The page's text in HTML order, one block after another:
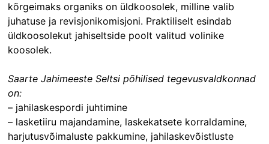
kõrgeimaks organiks on üldkoosolek, milline valib
juhatuse ja revisjonikomisjoni. Praktiliselt esindab
üldkoosolekut jahiseltside poolt valitud volinike
koosolek.
Saarte Jahimeeste Seltsi põhilised tegevusvaldkonnad
on:
– jahilaskespordi juhtimine
– lasketiiru majandamine, laskekatsete korraldamine,
harjutusvõimaluste pakkumine, jahilaskevõistluste